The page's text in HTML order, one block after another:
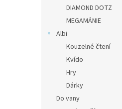
DIAMOND DOTZ
MEGAMÁNIE
Albi
Kouzelné čtení
Kvído
Hry
Dárky
Do vany